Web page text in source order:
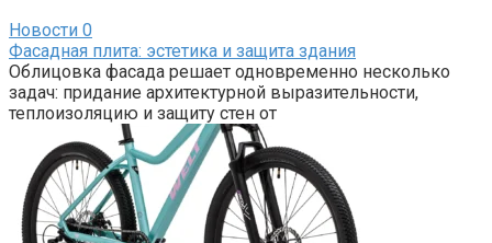
Новости 0
Фасадная плита: эстетика и защита здания
Облицовка фасада решает одновременно несколько
задач: придание архитектурной выразительности,
теплоизоляцию и защиту стен от